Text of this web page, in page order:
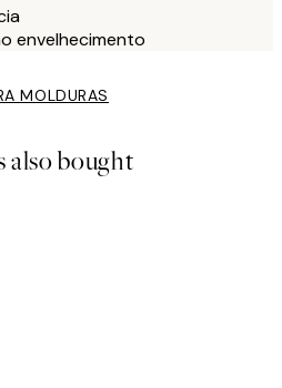
envelhecimento
MOLDURAS
also bought